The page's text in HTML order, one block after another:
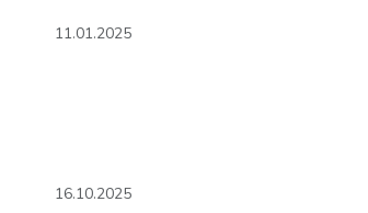
11.01.2025
16.10.2025